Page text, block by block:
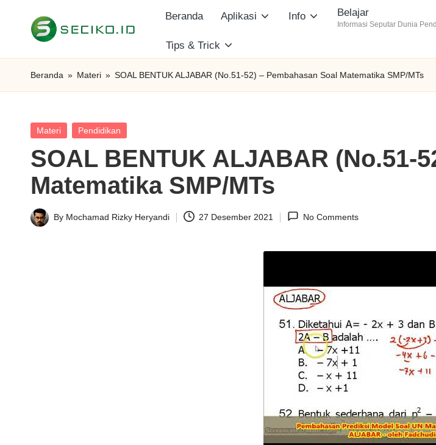
S
e
i
k
o
I
Informasi
dan
Beranda Aplikasi Info Belajar
Informasi Seputar Dunia
Tips & Trick
Beranda » Materi » SOAL BENTUK ALJABAR (No.51-52) – Pembahasan Soal Matematika SMP/MTs
Posted
Materi Pendidikan
SOAL BENTUK ALJABAR (No.51-
Matematika SMP/MTs
Posted
By Mochamad Rizky Heryandi 27 Desember 2021 No Comments